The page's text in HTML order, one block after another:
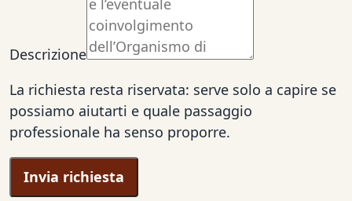
Descrizione
La richiesta resta riservata: serve solo a capire se
possiamo aiutarti e quale passaggio
professionale ha senso proporre.
Invia richiesta